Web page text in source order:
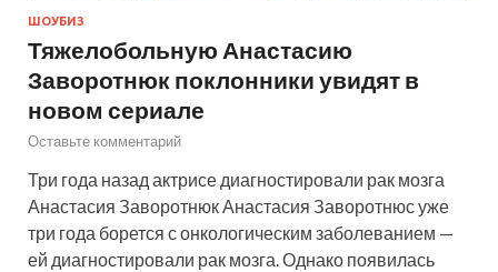
ШОУБИЗ
Тяжелобольную Анастасию
Заворотнюк поклонники увидят в
новом сериале
Оставьте комментарий
Три года назад актрисе диагностировали рак мозга
Анастасия Заворотнюк Анастасия Заворотнюс уже
три года борется с онкологическим заболеванием —
ей диагностировали рак мозга. Однако появилась